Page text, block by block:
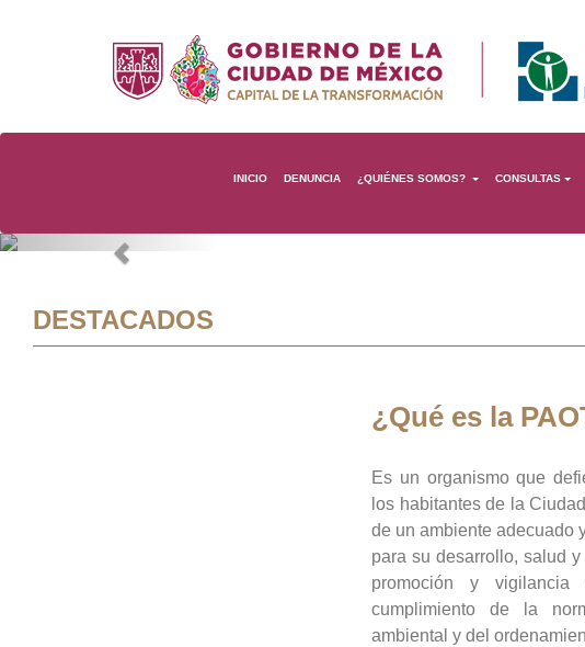
INICIO DENUNCIA ¿QUIÉNES SOMOS? CONSULTAS
Previous
DESTACADOS
¿Qué es la
Es un organismo que
los habitantes de la
de un ambiente adecuado
para su desarrollo, salud
promoción y
cumplimiento de la
ambiental y del